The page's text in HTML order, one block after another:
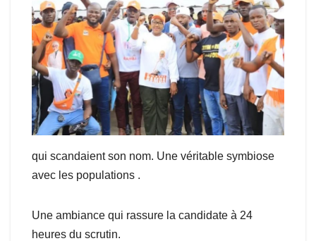
qui scandaient son nom. Une véritable symbiose
avec les populations .
Une ambiance qui rassure la candidate à 24
heures du scrutin.